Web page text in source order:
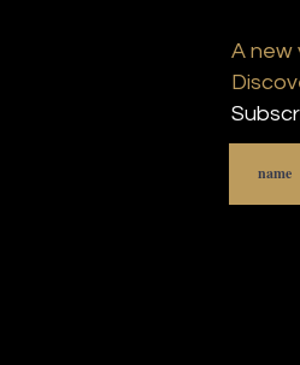
A new